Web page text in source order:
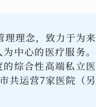
理理念，致力于为来
中心的医疗服务。
综合性高端私立医
共运营7家医院（另